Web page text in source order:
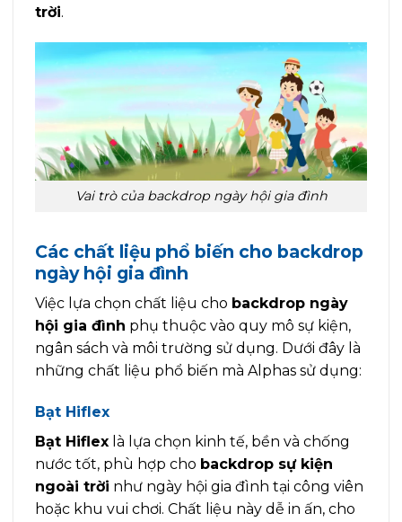
trời.
Vai trò của backdrop ngày hội gia đình
Các chất liệu phổ biến cho backdrop
ngày hội gia đình
Việc lựa chọn chất liệu cho backdrop ngày
hội gia đình phụ thuộc vào quy mô sự kiện,
ngân sách và môi trường sử dụng. Dưới đây là
những chất liệu phổ biến mà Alphas sử dụng:
Bạt Hiflex
Bạt Hiflex là lựa chọn kinh tế, bền và chống
nước tốt, phù hợp cho backdrop sự kiện
ngoài trời như ngày hội gia đình tại công viên
hoặc khu vui chơi. Chất liệu này dễ in ấn, cho